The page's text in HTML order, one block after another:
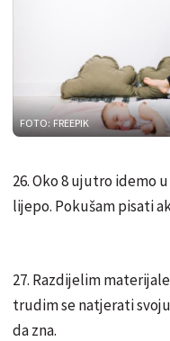
FOTO: FREEPIK
26. Oko 8 ujutro idemo
lijepo. Pokušam pisati
27. Razdijelim
trudim se natjerati
da zna.